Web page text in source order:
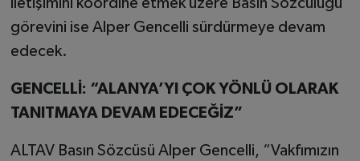
görevini ise Alper Gencelli sürdürmeye devam
edecek.
GENCELLİ: “ALANYA’YI ÇOK YÖNLÜ OLARAK
TANITMAYA DEVAM EDECEĞİZ”
ALTAV Basın Sözcüsü Alper Gencelli, “Vakfımızın